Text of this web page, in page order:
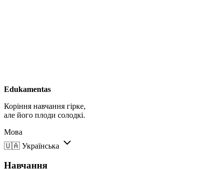
Edukamentas
Коріння навчання гірке,
але його плоди солодкі.
Мова
🇺🇦 Українська
Навчання